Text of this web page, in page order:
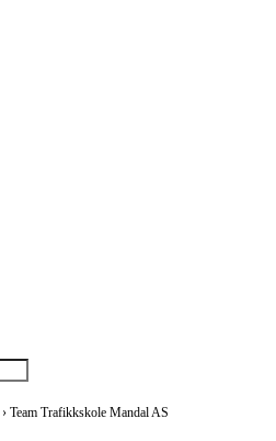
› Team Trafikkskole Mandal AS